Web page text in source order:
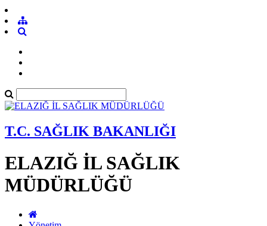
T.C. SAĞLIK BAKANLIĞI
ELAZIĞ İL SAĞLIK
MÜDÜRLÜĞÜ